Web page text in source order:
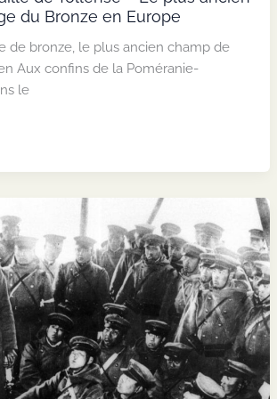
du Bronze en Europe
de bronze, le plus ancien champ de
Aux confins de la Poméranie-
le